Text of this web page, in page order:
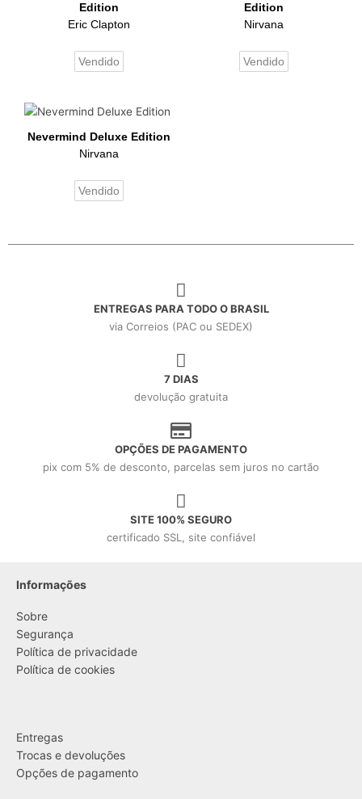
Edition
Eric Clapton
Vendido
Edition
Nirvana
Vendido
Nevermind Deluxe Edition
Nirvana
Vendido
ENTREGAS PARA TODO O BRASIL
via Correios (PAC ou SEDEX)
7 DIAS
devolução gratuita
OPÇÕES DE PAGAMENTO
pix com 5% de desconto, parcelas sem juros no cartão
SITE 100% SEGURO
certificado SSL, site confiável
Informações
Sobre
Segurança
Política de privacidade
Política de cookies
Entregas
Trocas e devoluções
Opções de pagamento